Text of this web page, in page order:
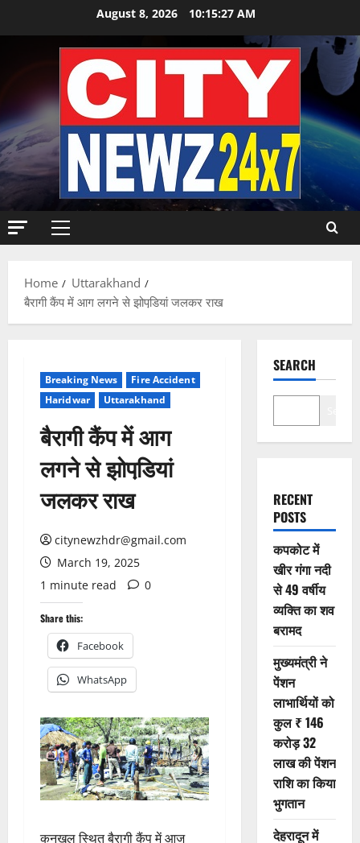
August 8, 2026 10:15:28 AM
Primary
Home
Uttarakhand
बैरागी कैंप में आग लगने से झोपडि़यां जलकर राख
Breaking News
Fire Accident
Haridwar
Uttarakhand
बैरागी कैंप में आग
लगने से झोपडि़यां
जलकर राख
citynewzhdr@gmail.com
March 19, 2025
1 minute read
0
Share this:
Facebook
WhatsApp
कनखल स्थित बैरागी कैंप में आज
SEARCH
RECENT
POSTS
कपकोट में
खीर गंगा नदी
से 49 वर्षीय
व्यक्ति का शव
बरामद
मुख्यमंत्री ने
पेंशन
लाभार्थियों को
कुल ₹ 146
करोड़ 32
लाख की पेंशन
राशि का किया
भुगतान
देहरादून में